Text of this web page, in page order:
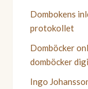
Dombokens
protokollet
Domböcker
domböcker
Ingo